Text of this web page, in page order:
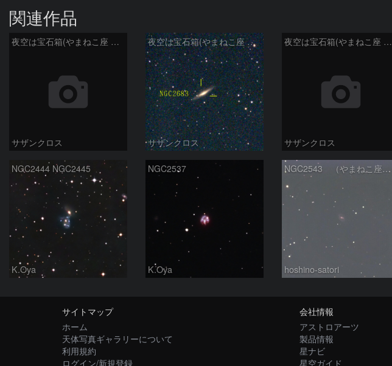
関連作品
夜空は宝石箱(やまねこ座 NGC2683) Seestar50
サザンクロス
夜空は宝石箱(やまねこ座 NGC2683) Seestar50
サザンクロス
夜空は宝石箱(やまねこ座 NGC2683) Seestar50
サザンクロス
NGC2444 NGC2445
K.Oya
NGC2537
K.Oya
NGC2543 （やまねこ座の銀河）
hoshino-satori
サイトマップ
ホーム
天体写真ギャラリーについて
利用規約
ログイン/新規登録
会社情報
アストロアーツ
製品情報
星ナビ
星空ガイド